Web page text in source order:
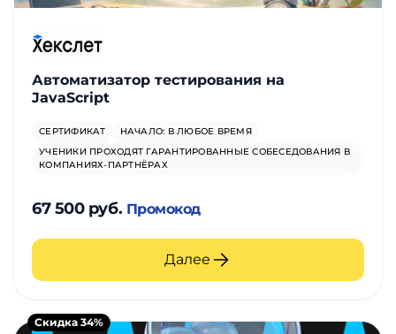
Автоматизатор тестирования на
JavaScript
СЕРТИФИКАТ
НАЧАЛО: В ЛЮБОЕ ВРЕМЯ
УЧЕНИКИ ПРОХОДЯТ ГАРАНТИРОВАННЫЕ СОБЕСЕДОВАНИЯ В
КОМПАНИЯХ-ПАРТНЁРАХ
67 500 руб. Промокод
Далее
Скидка 34%